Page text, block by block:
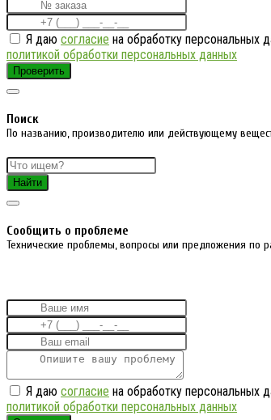
Я даю согласие на обработку персональных
политикой обработки персональных данных
Проверить
Поиск
По названию, производителю или действующему
Найти
Cообщить о проблеме
Технические проблемы, вопросы или предложения по
Я даю согласие на обработку персональных
политикой обработки персональных данных